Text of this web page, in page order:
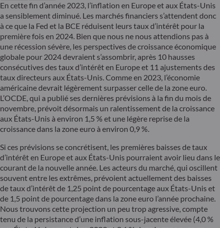
En cette fin d’année 2023, l’inflation en Europe et aux États-Unis
a sensiblement diminué. Les marchés financiers s’attendent donc
à ce que la Fed et la BCE réduisent leurs taux d’intérêt pour la
première fois en 2024. Bien que nous ne nous attendions pas à
une récession sévère, les perspectives de croissance économique
globale pour 2024 devraient s’assombrir, après 10 hausses
consécutives des taux d’intérêt en Europe et 11 ajustements des
taux directeurs aux États-Unis. Comme en 2023, l’économie
américaine devrait légèrement surpasser celle de la zone euro.
L’OCDE, qui a publié ses dernières prévisions à la fin du mois de
novembre, prévoit désormais un ralentissement de la croissance
aux États-Unis à environ 1,5 % et une légère reprise de la
croissance dans la zone euro à environ 0,9 %.
Si ces prévisions se concrétisent, les premières baisses de taux
d’intérêt en Europe et aux États-Unis pourraient avoir lieu dans le
courant de la nouvelle année. Les acteurs du marché, qui oscillent
souvent entre les extrêmes, prévoient actuellement des baisses
de taux d’intérêt de 1,25 point de pourcentage aux États-Unis et
de 1,5 point de pourcentage dans la zone euro l’année prochaine.
Nous trouvons cette projection un peu trop agressive, compte
tenu de la persistance d’une inflation sous-jacente élevée (4,0 %